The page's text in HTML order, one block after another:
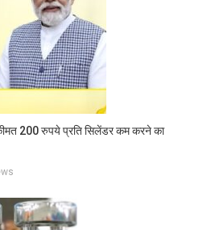
200 रुपये प्रति सिलेंडर कम करने का